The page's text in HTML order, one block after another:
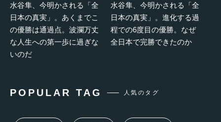
水谷隼、今明かされる「全
日本の真実」。あくまでこ
の優勝は通過点。波瀾万丈
な人生への第一歩に過ぎな
いのだ
水谷隼、今明かされる「全
日本の真実」。進化する過
程での6度目の優勝。なぜ
全日本で完勝できたのか
POPULAR TAG 人気のタグ